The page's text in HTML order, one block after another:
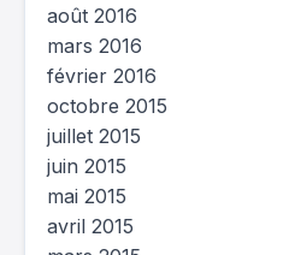
août 2016
mars 2016
février 2016
octobre 2015
juillet 2015
juin 2015
mai 2015
avril 2015